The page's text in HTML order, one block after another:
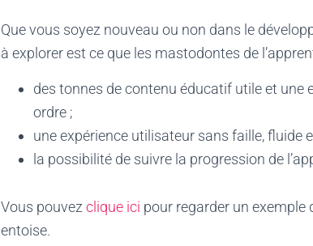
Que vous soyez nouveau ou non dans le
à explorer est ce que les mastodontes de
des tonnes de contenu éducatif utile et une
ordre ;
une expérience utilisateur sans faille, fluide
la possibilité de suivre la progression de
Vous pouvez clique ici pour regarder un exemple
entoise.